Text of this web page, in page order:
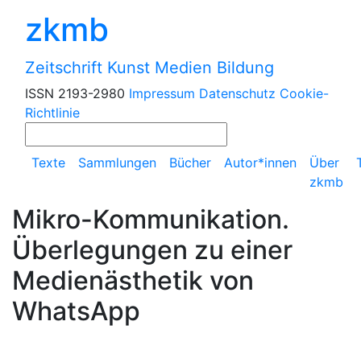
zkmb
Zeitschrift Kunst Medien Bildung
ISSN 2193-2980 Impressum Datenschutz Cookie-
Richtlinie
Texte Sammlungen Bücher Autor*innen
Über
zkmb
Mikro-Kommunikation.
Überlegungen zu einer
Medienästhetik von
WhatsApp